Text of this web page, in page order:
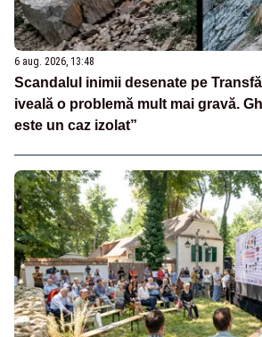
6 aug. 2026, 13:48
Scandalul inimii desenate pe
iveală o problemă mult mai gravă.
este un caz izolat”